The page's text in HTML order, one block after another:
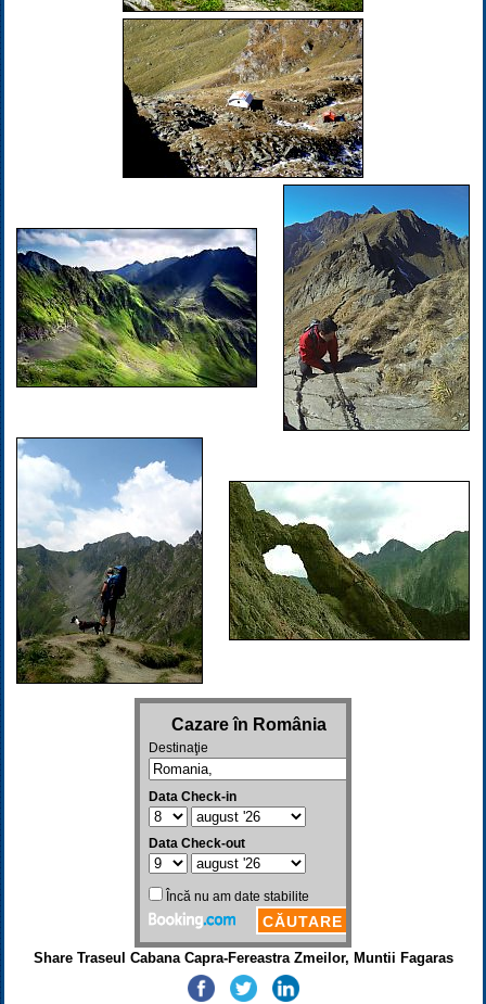
Share Traseul Cabana Capra-Fereastra Zmeilor, Muntii Fagaras